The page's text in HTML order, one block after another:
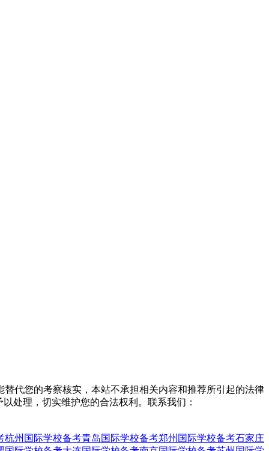
代您的考察核实，本站不承担相关内容和推荐所引起的法律
处理，切实维护您的合法权利。联系我们：
杭州国际学校备考青岛国际学校备考郑州国际学校备考石家庄